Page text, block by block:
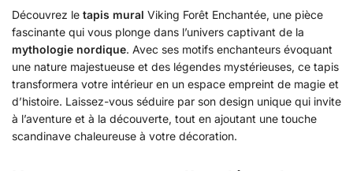
Découvrez le tapis mural Viking Forêt Enchantée, une pièce
fascinante qui vous plonge dans l’univers captivant de la
mythologie nordique. Avec ses motifs enchanteurs évoquant
une nature majestueuse et des légendes mystérieuses, ce tapis
transformera votre intérieur en un espace empreint de magie et
d’histoire. Laissez-vous séduire par son design unique qui invite
à l’aventure et à la découverte, tout en ajoutant une touche
scandinave chaleureuse à votre décoration.